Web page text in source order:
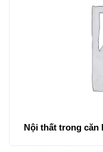
Nội thất trong căn